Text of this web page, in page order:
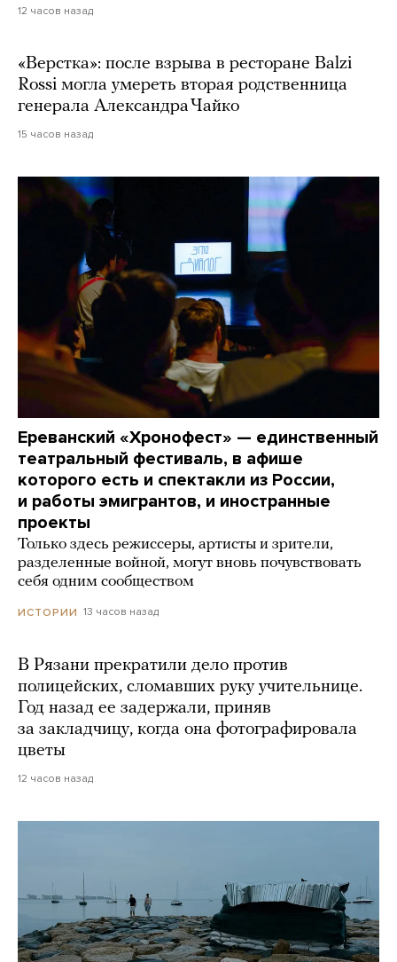
12 часов назад
«Верстка»: после взрыва в ресторане Balzi
Rossi могла умереть вторая родственница
генерала Александра Чайко
15 часов назад
Ереванский «Хронофест» — единственный
театральный фестиваль, в афише
которого есть и спектакли из России,
и работы эмигрантов, и иностранные
проекты
Только здесь режиссеры, артисты и зрители,
разделенные войной, могут вновь почувствовать
себя одним сообществом
ИСТОРИИ 13 часов назад
В Рязани прекратили дело против
полицейских, сломавших руку учительнице.
Год назад ее задержали, приняв
за закладчицу, когда она фотографировала
цветы
12 часов назад